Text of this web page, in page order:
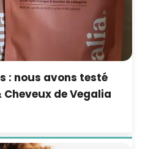
: nous avons testé
Cheveux de Vegalia